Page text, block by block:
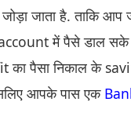
जाता है. ताकि
में पैसे डाल
का पैसा निकाल के
आपके पास एक